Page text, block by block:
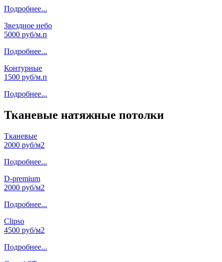
Подробнее...
Звездное небо
5000 руб/м.п
Подробнее...
Контурные
1500 руб/м.п
Подробнее...
Тканевые натяжные потолки
Тканевые
2000 руб/м2
Подробнее...
D-premium
2000 руб/м2
Подробнее...
Clipso
4500 руб/м2
Подробнее...